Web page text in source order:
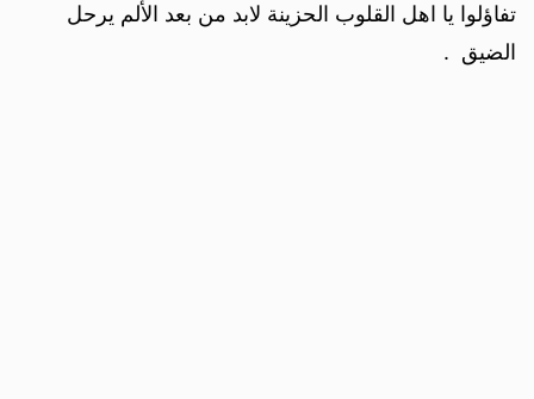
تفاؤلوا يا اهل القلوب الحزينة لابد من بعد الألم يرحل
الضيق .